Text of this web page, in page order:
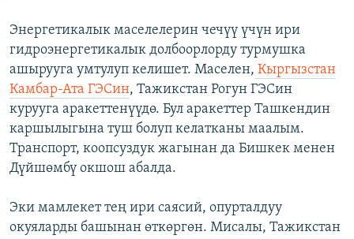
Энергетикалык маселелерин чечүү үчүн ири
гидроэнергетикалык долбоорлорду турмушка
ашырууга умтулуп келишет. Маселен, Кыргызстан
Камбар-Ата ГЭСин, Тажикстан Рогун ГЭСин
курууга аракеттенүүдө. Бул аракеттер Ташкендин
каршылыгына туш болуп келатканы маалым.
Транспорт, коопсуздук жагынан да Бишкек менен
Дүйшөмбү окшош абалда.
Эки мамлекет тең ири саясий, опурталдуу
окуяларды башынан өткөргөн. Мисалы, Тажикстан